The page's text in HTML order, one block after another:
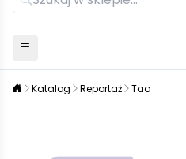
Katalog Reportaż Tao